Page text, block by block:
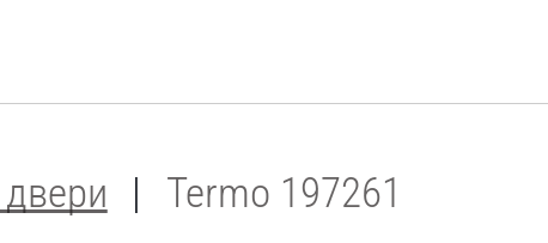
Termo 197261